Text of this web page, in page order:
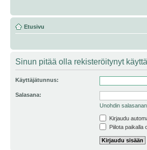
Etusivu
Sinun pitää olla rekisteröitynyt
Käyttäjätunnus:
Salasana:
Unohdin
Kirjaudu
Piilota paikalla